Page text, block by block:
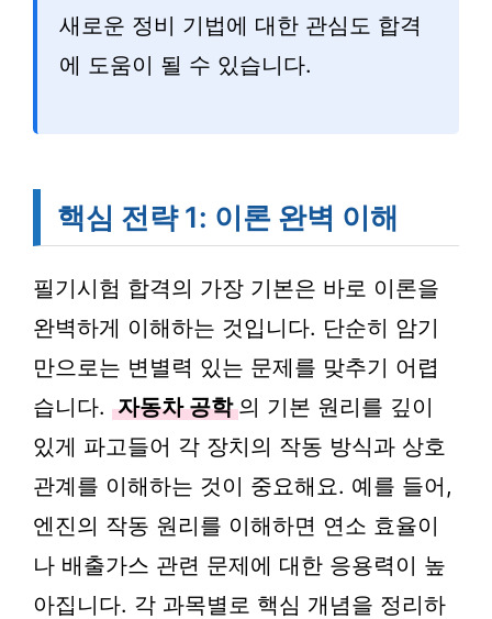
새로운 정비 기법에 대한 관심도 합격
에 도움이 될 수 있습니다.
핵심 전략 1: 이론 완벽 이해
필기시험 합격의 가장 기본은 바로 이론을
완벽하게 이해하는 것입니다. 단순히 암기
만으로는 변별력 있는 문제를 맞추기 어렵
습니다. 자동차 공학 의 기본 원리를 깊이
있게 파고들어 각 장치의 작동 방식과 상호
관계를 이해하는 것이 중요해요. 예를 들어,
엔진의 작동 원리를 이해하면 연소 효율이
나 배출가스 관련 문제에 대한 응용력이 높
아집니다. 각 과목별로 핵심 개념을 정리하